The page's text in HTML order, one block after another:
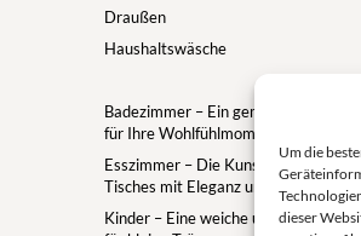
Um die
dieser
Draußen
Haushaltswäsche
Badezimmer – Ein gemütlicher
für Ihre Wohlfühlmomente
Esszimmer – Die Kunst des
Tisches mit Eleganz und Geselligkeit
Kinder – Eine weiche und